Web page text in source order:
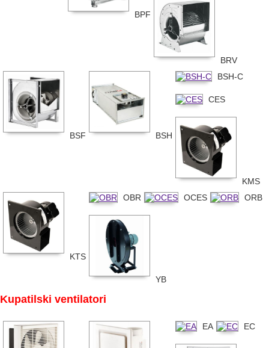
BPF
BRV
BSF BSH
BSH-C
CES
KMS
KTS
OBR OCES ORB
YB
Kupatilski ventilatori
EA EC